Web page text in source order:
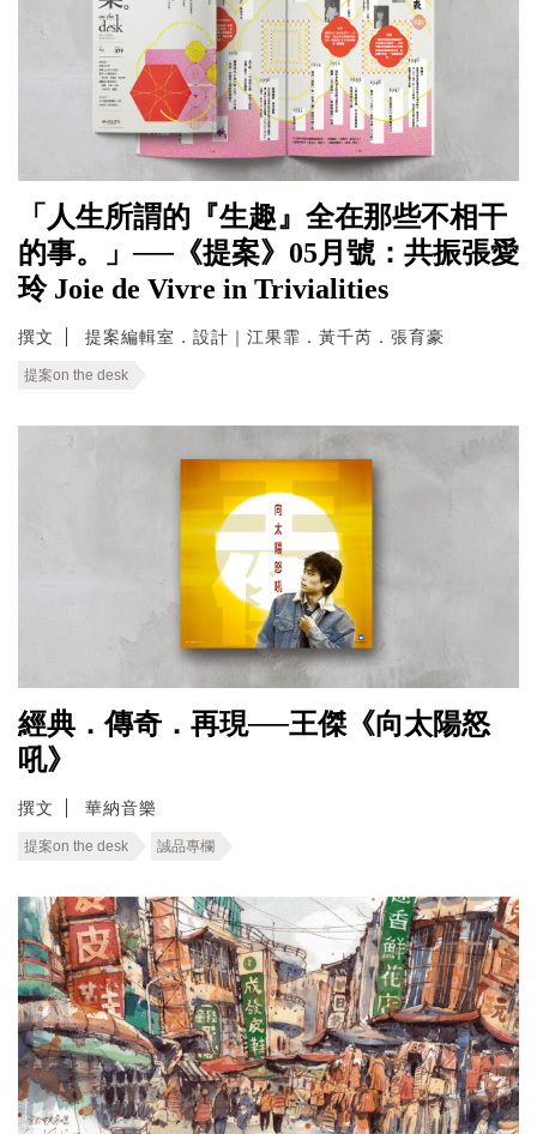
「人生所謂的『生趣』全在那些不相干
的事。」──《提案》05月號：共振張愛
玲 Joie de Vivre in Trivialities
撰文 提案編輯室．設計｜江果霏．黃千芮．張育豪
提案on the desk
經典．傳奇．再現──王傑《向太陽怒
吼》
撰文 華納音樂
提案on the desk 誠品專欄